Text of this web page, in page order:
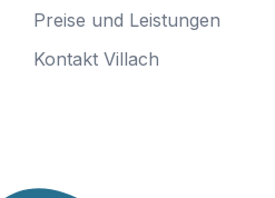
Preise und Leistungen
Kontakt Villach